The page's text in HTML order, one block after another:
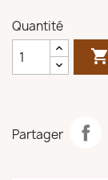
Quantité

Partager